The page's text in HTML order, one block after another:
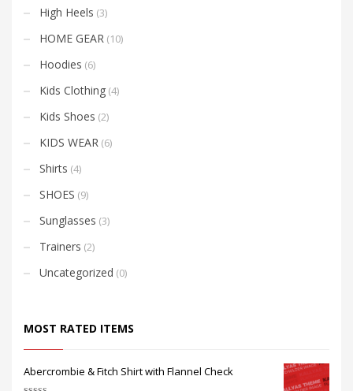
High Heels (3)
HOME GEAR (10)
Hoodies (6)
Kids Clothing (4)
Kids Shoes (2)
KIDS WEAR (6)
Shirts (4)
SHOES (9)
Sunglasses (3)
Trainers (2)
Uncategorized (0)
MOST RATED ITEMS
Abercrombie & Fitch Shirt with Flannel Check